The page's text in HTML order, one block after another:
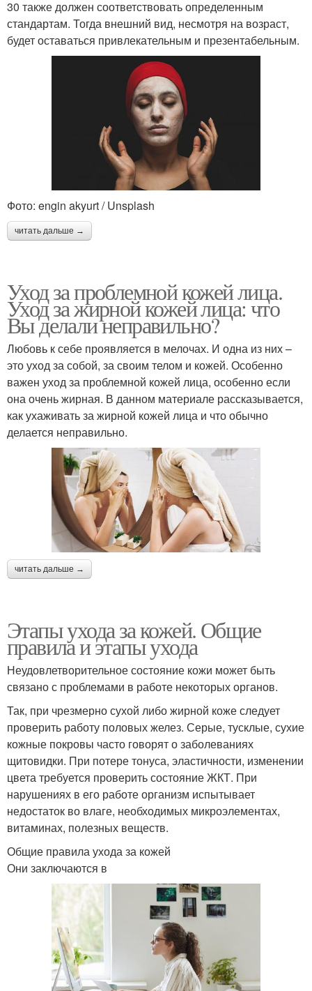
30 также должен соответствовать определенным
стандартам. Тогда внешний вид, несмотря на возраст,
будет оставаться привлекательным и презентабельным.
Фото: engin akyurt / Unsplash
читать дальше →
Уход за проблемной кожей лица.
Уход за жирной кожей лица: что
Вы делали неправильно?
Любовь к себе проявляется в мелочах. И одна из них –
это уход за собой, за своим телом и кожей. Особенно
важен уход за проблемной кожей лица, особенно если
она очень жирная. В данном материале рассказывается,
как ухаживать за жирной кожей лица и что обычно
делается неправильно.
читать дальше →
Этапы ухода за кожей. Общие
правила и этапы ухода
Неудовлетворительное состояние кожи может быть
связано с проблемами в работе некоторых органов.
Так, при чрезмерно сухой либо жирной коже следует
проверить работу половых желез. Серые, тусклые, сухие
кожные покровы часто говорят о заболеваниях
щитовидки. При потере тонуса, эластичности, изменении
цвета требуется проверить состояние ЖКТ. При
нарушениях в его работе организм испытывает
недостаток во влаге, необходимых микроэлементах,
витаминах, полезных веществ.
Общие правила ухода за кожей
Они заключаются в